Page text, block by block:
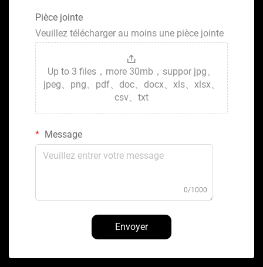
Pièce jointe
Veuillez télécharger au moins une pièce jointe
Up to 3 files，more 30mb，suppor jpg、
jpeg、png、pdf、doc、docx、xls、xlsx、
csv、txt
Message
0/1000
Envoyer